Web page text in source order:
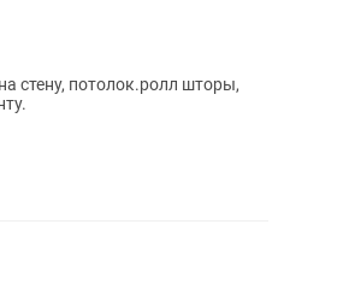
стену, потолок.ролл шторы,